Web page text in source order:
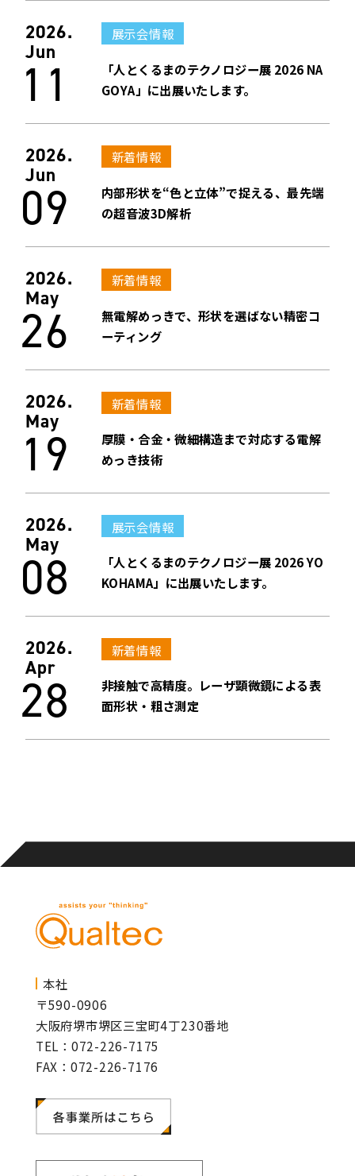
2026.
Jun
11
展示会情報
「人とくるまのテクノロジー展 2026 NA
GOYA」に出展いたします。
2026.
Jun
09
新着情報
内部形状を“色と立体”で捉える、最先端
の超音波3D解析
2026.
May
26
新着情報
無電解めっきで、形状を選ばない精密コ
ーティング
2026.
May
19
新着情報
厚膜・合金・微細構造まで対応する電解
めっき技術
2026.
May
08
展示会情報
「人とくるまのテクノロジー展 2026 YO
KOHAMA」に出展いたします。
2026.
Apr
28
新着情報
非接触で高精度。レーザ顕微鏡による表
面形状・粗さ測定
本社
〒590-0906
大阪府堺市堺区三宝町4丁230番地
TEL：072-226-7175
FAX：072-226-7176